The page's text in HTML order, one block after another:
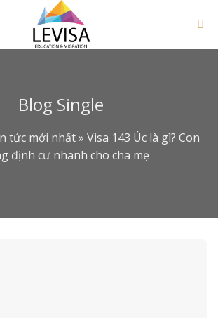
Blog Single
tức mới nhất» Visa 143 Úc là gì? Con
định cư nhanh cho cha mẹ